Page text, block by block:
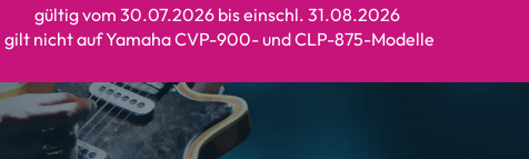
gültig vom 30.07.2026 bis einschl. 31.08.2026
gilt nicht auf Yamaha CVP-900- und CLP-875-Modelle